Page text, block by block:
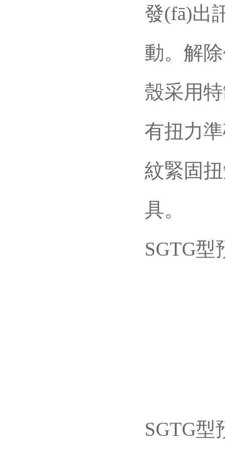
發(fā)出
動。解除
殼采用
有扭力準確
紋緊固扭
具。
SGTG
SGTG